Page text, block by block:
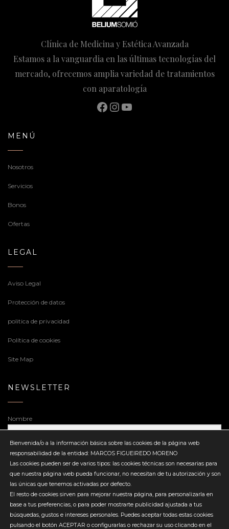
Clínica de Medicina y Estética Avanzada
Estamos a la vanguardia en las últimas tecnologías del
mercado, ofrecemos amplia variedad de tratamientos
con aparatología
Facebook
Instagram
YouTube
MENÚ
Nosotros
Servicios
Bonos
Ofertas
LEGAL
Aviso Legal
Protección de datos
politica de privacidad
Política de cookies
Site Map
NEWSLETTER
Nombre
Dirección de correo electrónico
Enviar
Bienvenida/o a la información básica sobre las cookies de la página web
responsabilidad de la entidad: MARCOS FIGUEIREDO MORENO
Las cookies pueden ser de varios tipos: las cookies técnicas son necesarias para
que nuestra página web pueda funcionar, no necesitan de tu autorización y son
las únicas que tenemos activadas por defecto.
El resto de cookies sirven para mejorar nuestra página, para personalizarla en
base a tus preferencias, o para poder mostrarte publicidad ajustada a tus
búsquedas, gustos e intereses personales. Puedes aceptar todas estas cookies
pulsando el botón ACEPTAR o configurarlas o rechazar su uso clicando en el